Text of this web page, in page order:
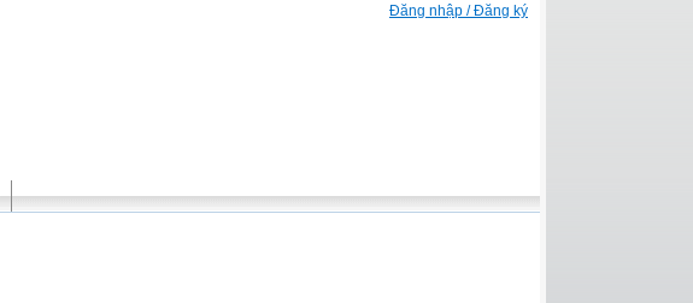
Đăng nhập / Đăng ký